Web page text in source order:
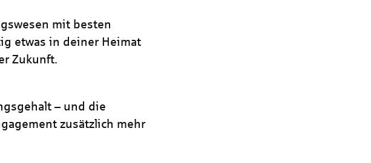
mit besten
etwas in deiner Heimat
Zukunft.
– und die
zusätzlich mehr